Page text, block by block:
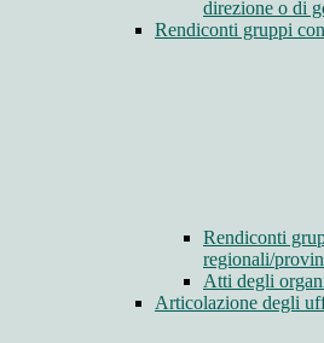
direzione o di
Rendiconti gruppi
Rendiconti
regionali/
Atti degli
Articolazione degli